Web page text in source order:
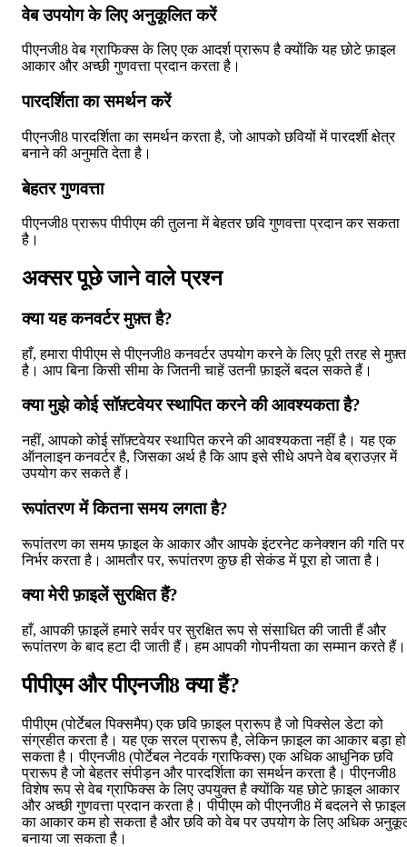
वेब उपयोग के लिए अनुकूलित करें
पीएनजी8 वेब ग्राफिक्स के लिए एक आदर्श प्रारूप है क्योंकि यह छोटे फ़ाइल
आकार और अच्छी गुणवत्ता प्रदान करता है।
पारदर्शिता का समर्थन करें
पीएनजी8 पारदर्शिता का समर्थन करता है, जो आपको छवियों में पारदर्शी क्षेत्र
बनाने की अनुमति देता है।
बेहतर गुणवत्ता
पीएनजी8 प्रारूप पीपीएम की तुलना में बेहतर छवि गुणवत्ता प्रदान कर सकता
है।
अक्सर पूछे जाने वाले प्रश्न
क्या यह कनवर्टर मुफ़्त है?
हाँ, हमारा पीपीएम से पीएनजी8 कनवर्टर उपयोग करने के लिए पूरी तरह से मुफ़्त
है। आप बिना किसी सीमा के जितनी चाहें उतनी फ़ाइलें बदल सकते हैं।
क्या मुझे कोई सॉफ़्टवेयर स्थापित करने की आवश्यकता है?
नहीं, आपको कोई सॉफ़्टवेयर स्थापित करने की आवश्यकता नहीं है। यह एक
ऑनलाइन कनवर्टर है, जिसका अर्थ है कि आप इसे सीधे अपने वेब ब्राउज़र में
उपयोग कर सकते हैं।
रूपांतरण में कितना समय लगता है?
रूपांतरण का समय फ़ाइल के आकार और आपके इंटरनेट कनेक्शन की गति पर
निर्भर करता है। आमतौर पर, रूपांतरण कुछ ही सेकंड में पूरा हो जाता है।
क्या मेरी फ़ाइलें सुरक्षित हैं?
हाँ, आपकी फ़ाइलें हमारे सर्वर पर सुरक्षित रूप से संसाधित की जाती हैं और
रूपांतरण के बाद हटा दी जाती हैं। हम आपकी गोपनीयता का सम्मान करते हैं।
पीपीएम और पीएनजी8 क्या हैं?
पीपीएम (पोर्टेबल पिक्समैप) एक छवि फ़ाइल प्रारूप है जो पिक्सेल डेटा को
संग्रहीत करता है। यह एक सरल प्रारूप है, लेकिन फ़ाइल का आकार बड़ा हो
सकता है। पीएनजी8 (पोर्टेबल नेटवर्क ग्राफिक्स) एक अधिक आधुनिक छवि
प्रारूप है जो बेहतर संपीड़न और पारदर्शिता का समर्थन करता है। पीएनजी8
विशेष रूप से वेब ग्राफिक्स के लिए उपयुक्त है क्योंकि यह छोटे फ़ाइल आकार
और अच्छी गुणवत्ता प्रदान करता है। पीपीएम को पीएनजी8 में बदलने से फ़ाइल
का आकार कम हो सकता है और छवि को वेब पर उपयोग के लिए अधिक
बनाया जा सकता है।